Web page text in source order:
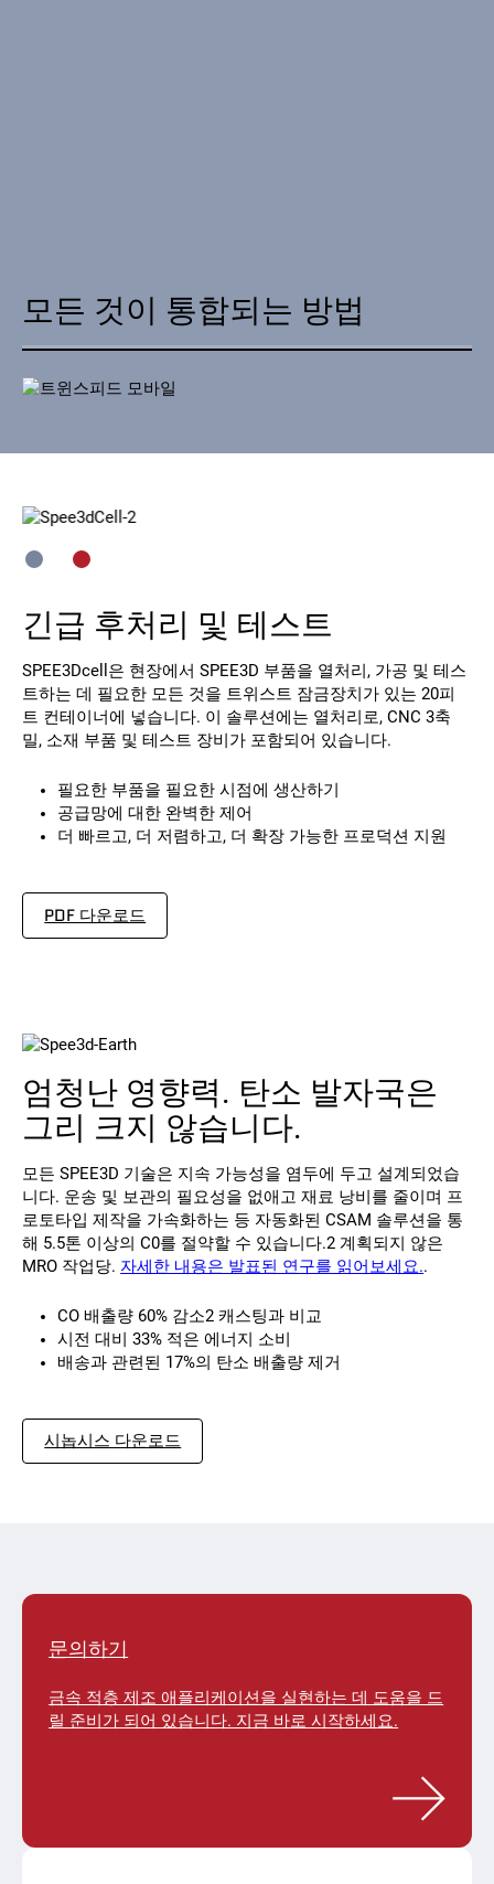
모든 것이 통합되는 방법
긴급 후처리 및 테스트
SPEE3Dcell은 현장에서 SPEE3D 부품을 열처리, 가공 및 테스
트하는 데 필요한 모든 것을 트위스트 잠금장치가 있는 20피
트 컨테이너에 넣습니다. 이 솔루션에는 열처리로, CNC 3축
밀, 소재 부품 및 테스트 장비가 포함되어 있습니다.
필요한 부품을 필요한 시점에 생산하기
공급망에 대한 완벽한 제어
더 빠르고, 더 저렴하고, 더 확장 가능한 프로덕션 지원
PDF 다운로드
엄청난 영향력. 탄소 발자국은
그리 크지 않습니다.
모든 SPEE3D 기술은 지속 가능성을 염두에 두고 설계되었습
니다. 운송 및 보관의 필요성을 없애고 재료 낭비를 줄이며 프
로토타입 제작을 가속화하는 등 자동화된 CSAM 솔루션을 통
해 5.5톤 이상의 C0를 절약할 수 있습니다.2 계획되지 않은
MRO 작업당. 자세한 내용은 발표된 연구를 읽어보세요..
CO 배출량 60% 감소2 캐스팅과 비교
시전 대비 33% 적은 에너지 소비
배송과 관련된 17%의 탄소 배출량 제거
시놉시스 다운로드
문의하기
금속 적층 제조 애플리케이션을 실현하는 데 도움을 드
릴 준비가 되어 있습니다. 지금 바로 시작하세요.